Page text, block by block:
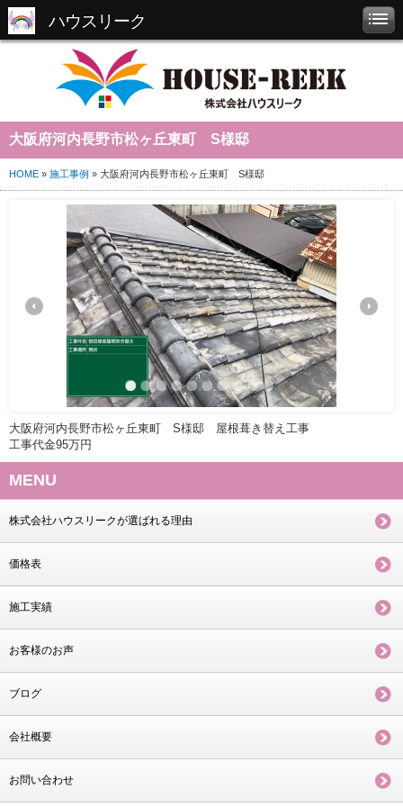
ハウスリーク
大阪府河内長野市松ヶ丘東町 S様邸
HOME » 施工事例 » 大阪府河内長野市松ヶ丘東町 S様邸
大阪府河内長野市松ヶ丘東町 S様邸 屋根葺き替え工事
工事代金95万円
MENU
株式会社ハウスリークが選ばれる理由
価格表
施工実績
お客様のお声
ブログ
会社概要
お問い合わせ